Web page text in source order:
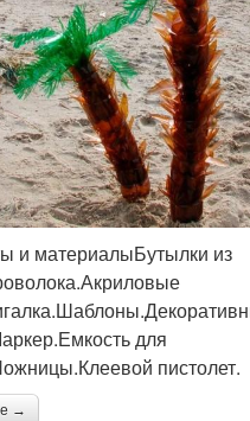
и материалыБутылки из
для
пистолет.
→